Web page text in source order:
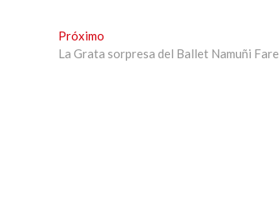
Próximo
post:
La Grata sorpresa del Ballet Namuñi Fare